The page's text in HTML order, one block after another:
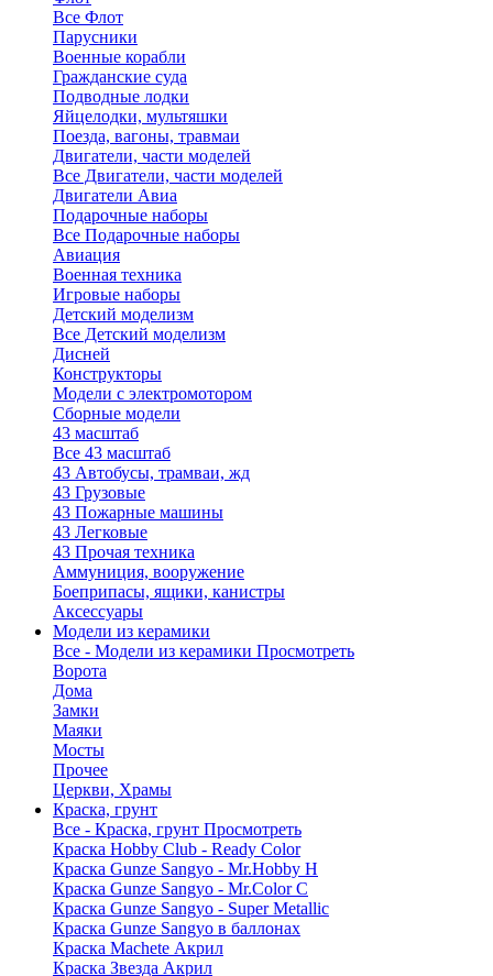
Все Флот
Парусники
Военные корабли
Гражданские суда
Подводные лодки
Яйцелодки, мультяшки
Поезда, вагоны, травмаи
Двигатели, части моделей
Все Двигатели, части моделей
Двигатели Авиа
Подарочные наборы
Все Подарочные наборы
Авиация
Военная техника
Игровые наборы
Детский моделизм
Все Детский моделизм
Дисней
Конструкторы
Модели с электромотором
Сборные модели
43 масштаб
Все 43 масштаб
43 Автобусы, трамваи, жд
43 Грузовые
43 Пожарные машины
43 Легковые
43 Прочая техника
Аммуниция, вооружение
Боеприпасы, ящики, канистры
Аксессуары
Модели из керамики
Все - Модели из керамики Просмотреть
Ворота
Дома
Замки
Маяки
Мосты
Прочее
Церкви, Храмы
Краска, грунт
Все - Краска, грунт Просмотреть
Краска Hobby Club - Ready Color
Краска Gunze Sangyo - Mr.Hobby H
Краска Gunze Sangyo - Mr.Color C
Краска Gunze Sangyo - Super Metallic
Краска Gunze Sangyo в баллонах
Краска Machete Акрил
Краска Звезда Акрил